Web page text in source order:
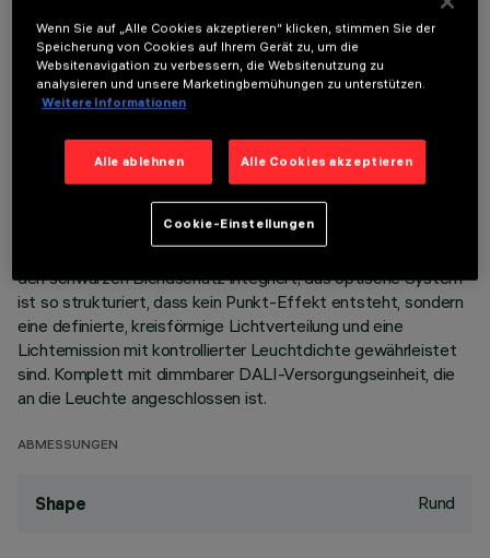
LETZTES UPDATE: 07.08.2026
BESCHREIBUNG
Rechteckige Einbauleuchte mit LED. Strukturgehäuse aus
profiliertem Stahlblech mit Anschlag-Außenrand. der lineare
Korpus aus Aluminiumdruckguss mit 5 Zellen sieht die
Möglichkeit vor, die Lichtemission mit einer Schwenkung von
+/- 30° auszurichten. Hochauflösungsoptiken aus
metallisiertem Thermoplast, in zurückgesetzter Position in
den schwarzen Blendschutz integriert; das optische System
ist so strukturiert, dass kein Punkt-Effekt entsteht, sondern
eine definierte, kreisförmige Lichtverteilung und eine
Lichtemission mit kontrollierter Leuchtdichte gewährleistet
sind. Komplett mit dimmbarer DALI-Versorgungseinheit, die
an die Leuchte angeschlossen ist.
ABMESSUNGEN
Shape Rund
Wenn Sie auf „Alle Cookies akzeptieren“ klicken, stimmen Sie der
Speicherung von Cookies auf Ihrem Gerät zu, um die
Websitenavigation zu verbessern, die Websitenutzung zu
analysieren und unsere Marketingbemühungen zu unterstützen.
Weitere Informationen
Alle ablehnen Alle Cookies akzeptieren
Cookie-Einstellungen